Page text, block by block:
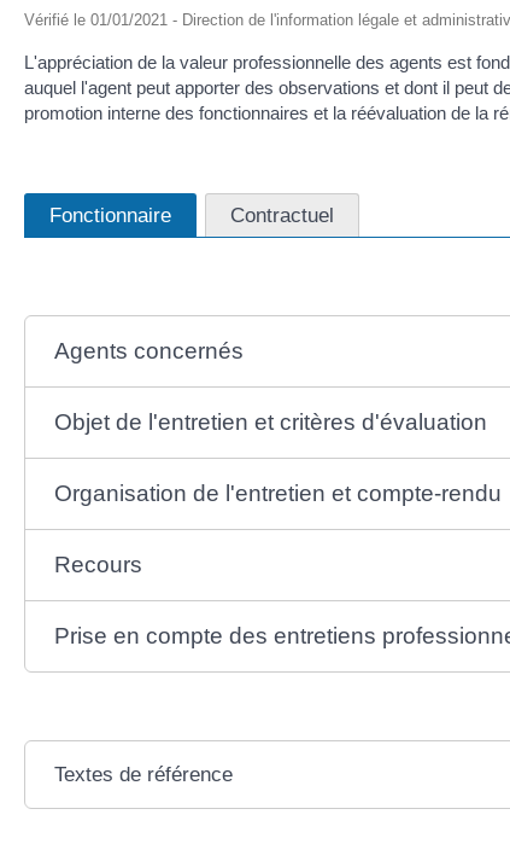
Vérifié le 01/01/2021 - Direction de l'information légale et
L'appréciation de la valeur professionnelle des agents est
auquel l'agent peut apporter des observations et dont il peut
promotion interne des fonctionnaires et la réévaluation de la
Fonctionnaire Contractuel
Agents concernés
Objet de l'entretien et critères d'évaluation
Organisation de l'entretien et compte-rendu
Recours
Prise en compte des entretiens
Textes de référence